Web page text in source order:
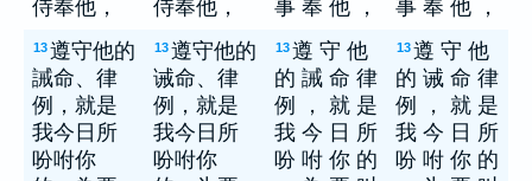
侍奉他，
侍奉他，
事 奉 他 ，
事 奉 他 ，
13遵守他的
誡命、律
例，就是
我今日所
吩咐你
13遵守他的
诫命、律
例，就是
我今日所
吩咐你
13遵 守 他
的 誡 命 律
例 ， 就 是
我 今 日 所
吩 咐 你 的
13遵 守 他
的 诫 命 律
例 ， 就 是
我 今 日 所
吩 咐 你 的